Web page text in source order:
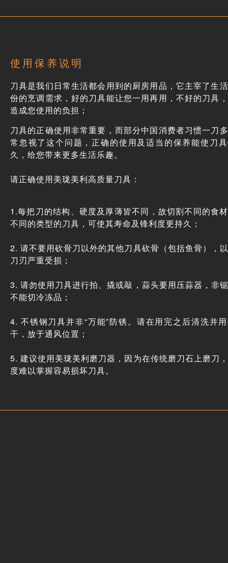
使用保养说明
刀具是我们日常生活都会用到的厨房用品，它主宰了生
份的烹调需求，好的刀具能让您一用再用，不好的刀具
造成您使用的负担；
刀具的正确使用非常重要，而部分中国消费者习惯一刀
常忽视了这个问题，正确的使用及适当的保养能使刀
久，给您带来更多生活乐趣。
请正确使用美珑美利高质量刀具：
1.每把刀的结构、硬度及厚薄皆不同，故切割不同的食
不同的类型的刀具，可使其寿命及锋利度更持久；
2. 请不要用砍骨刀以外的其他刀具砍骨（包括鱼骨），
刀刃严重受损；
3. 请勿使用刀具进行拍、撬或敲，蒜头要用压蒜器，非
不能切冷冻品；
4. 不锈钢刀具并非“万能”防锈。请在用完之后清洗并
干，放于通风位置；
5. 建议使用美珑美利磨刀器，因为在传统磨刀石上磨刀
度难以掌握容易损坏刀具。